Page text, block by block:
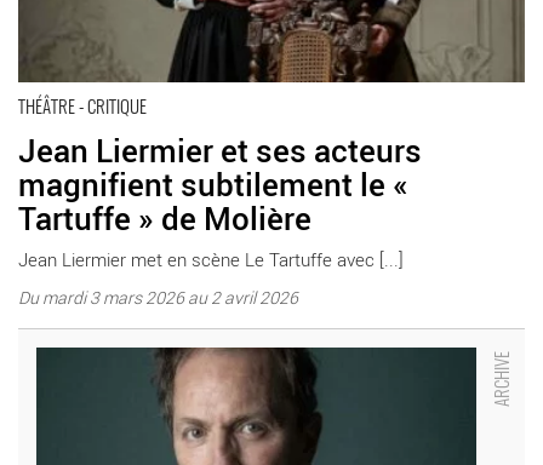
THÉÂTRE - CRITIQUE
Jean Liermier et ses acteurs
magnifient subtilement le «
Tartuffe » de Molière
Jean Liermier met en scène Le Tartuffe avec [...]
Du mardi 3 mars 2026 au 2 avril 2026
Tartuffe » - Critique sortie Théâtre Carouge Théâtre de Carouge